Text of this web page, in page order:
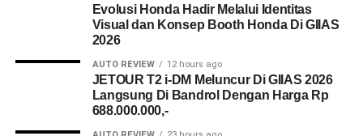
Evolusi Honda Hadir Melalui Identitas
Visual dan Konsep Booth Honda Di GIIAS
2026
AUTO REVIEW 12 hours ago
JETOUR T2 i-DM Meluncur Di GIIAS 2026
Langsung Di Bandrol Dengan Harga Rp
688.000.000,-